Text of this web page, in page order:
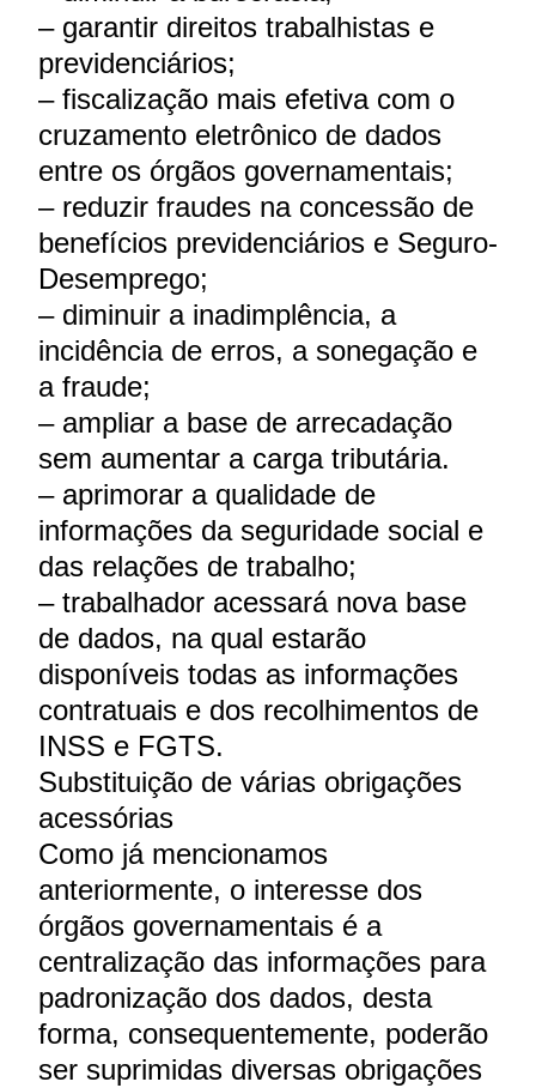
– garantir direitos trabalhistas e
previdenciários;
– fiscalização mais efetiva com o
cruzamento eletrônico de dados
entre os órgãos governamentais;
– reduzir fraudes na concessão de
benefícios previdenciários e Seguro-
Desemprego;
– diminuir a inadimplência, a
incidência de erros, a sonegação e
a fraude;
– ampliar a base de arrecadação
sem aumentar a carga tributária.
– aprimorar a qualidade de
informações da seguridade social e
das relações de trabalho;
– trabalhador acessará nova base
de dados, na qual estarão
disponíveis todas as informações
contratuais e dos recolhimentos de
INSS e FGTS.
Substituição de várias obrigações
acessórias
Como já mencionamos
anteriormente, o interesse dos
órgãos governamentais é a
centralização das informações para
padronização dos dados, desta
forma, consequentemente, poderão
ser suprimidas diversas obrigações